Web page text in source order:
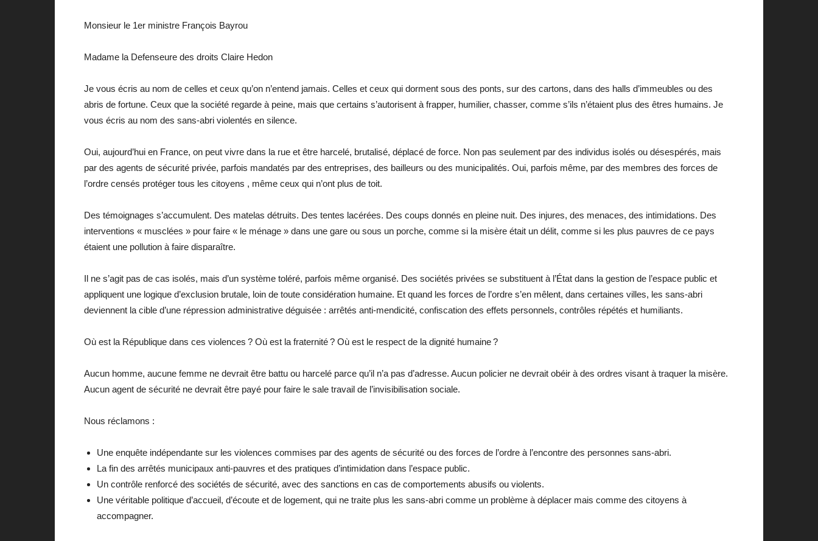
Monsieur le 1er ministre François Bayrou
Madame la Defenseure des droits Claire Hedon
Je vous écris au nom de celles et ceux qu’on n’entend jamais. Celles et ceux qui dorment sous des ponts, sur des cartons, dans des halls d’immeubles ou des
abris de fortune. Ceux que la société regarde à peine, mais que certains s’autorisent à frapper, humilier, chasser, comme s’ils n’étaient plus des êtres humains. Je
vous écris au nom des sans-abri violentés en silence.
Oui, aujourd’hui en France, on peut vivre dans la rue et être harcelé, brutalisé, déplacé de force. Non pas seulement par des individus isolés ou désespérés, mais
par des agents de sécurité privée, parfois mandatés par des entreprises, des bailleurs ou des municipalités. Oui, parfois même, par des membres des forces de
l’ordre censés protéger tous les citoyens , même ceux qui n’ont plus de toit.
Des témoignages s’accumulent. Des matelas détruits. Des tentes lacérées. Des coups donnés en pleine nuit. Des injures, des menaces, des intimidations. Des
interventions « musclées » pour faire « le ménage » dans une gare ou sous un porche, comme si la misère était un délit, comme si les plus pauvres de ce pays
étaient une pollution à faire disparaître.
Il ne s’agit pas de cas isolés, mais d’un système toléré, parfois même organisé. Des sociétés privées se substituent à l’État dans la gestion de l’espace public et
appliquent une logique d’exclusion brutale, loin de toute considération humaine. Et quand les forces de l’ordre s’en mêlent, dans certaines villes, les sans-abri
deviennent la cible d’une répression administrative déguisée : arrêtés anti-mendicité, confiscation des effets personnels, contrôles répétés et humiliants.
Où est la République dans ces violences ? Où est la fraternité ? Où est le respect de la dignité humaine ?
Aucun homme, aucune femme ne devrait être battu ou harcelé parce qu’il n’a pas d’adresse. Aucun policier ne devrait obéir à des ordres visant à traquer la misère.
Aucun agent de sécurité ne devrait être payé pour faire le sale travail de l’invisibilisation sociale.
Nous réclamons :
Une enquête indépendante sur les violences commises par des agents de sécurité ou des forces de l’ordre à l’encontre des personnes sans-abri.
La fin des arrêtés municipaux anti-pauvres et des pratiques d’intimidation dans l’espace public.
Un contrôle renforcé des sociétés de sécurité, avec des sanctions en cas de comportements abusifs ou violents.
Une véritable politique d’accueil, d’écoute et de logement, qui ne traite plus les sans-abri comme un problème à déplacer mais comme des citoyens à
accompagner.